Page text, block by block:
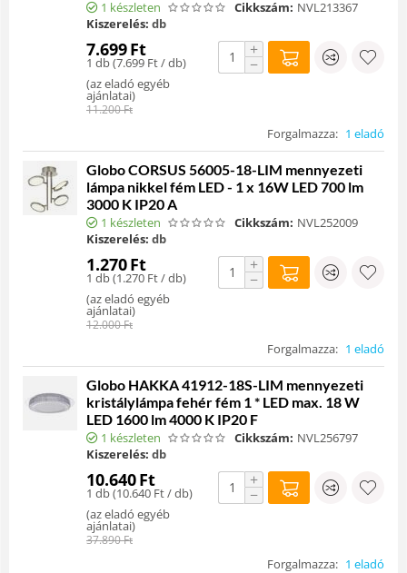
1 készleten Cikkszám: NVL213367
Kiszerelés: db
7.699Ft
1 db (7.699 Ft/ db)
(az eladó egyéb
ajánlatai)
11.200Ft
+
−
Forgalmazza: 1 eladó
Globo CORSUS 56005-18-LIM mennyezeti
lámpa nikkel fém LED - 1 x 16W LED 700 lm
3000 K IP20 A
1 készleten Cikkszám: NVL252009
Kiszerelés: db
1.270Ft
1 db (1.270 Ft/ db)
(az eladó egyéb
ajánlatai)
12.000Ft
+
−
Forgalmazza: 1 eladó
Globo HAKKA 41912-18S-LIM mennyezeti
kristálylámpa fehér fém 1 * LED max. 18 W
LED 1600 lm 4000 K IP20 F
1 készleten Cikkszám: NVL256797
Kiszerelés: db
10.640Ft
1 db (10.640 Ft/ db)
(az eladó egyéb
ajánlatai)
37.890Ft
+
−
Forgalmazza: 1 eladó